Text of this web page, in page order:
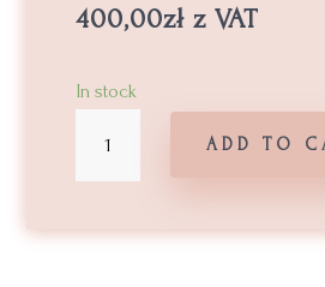
400,00zł z VAT
In stock
quantity
ADD TO